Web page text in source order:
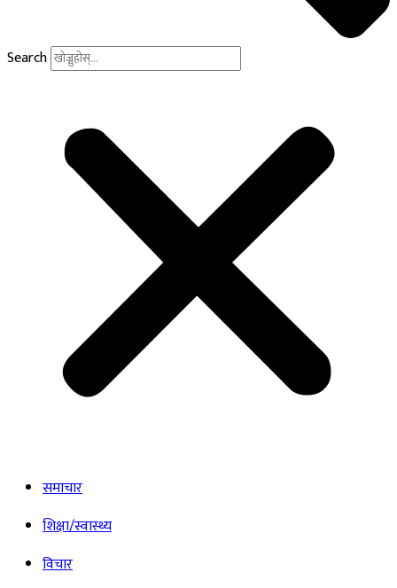
Search
समाचार
शिक्षा/स्वास्थ्य
विचार